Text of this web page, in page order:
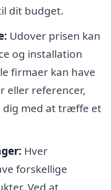
dit budget.
Udover prisen kan
og installation
firmaer kan have
eller referencer,
med at træffe et
Hver
forskellige